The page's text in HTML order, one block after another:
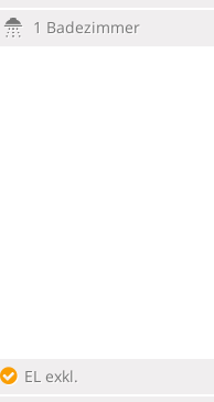
1 Badezimmer
EL exkl.